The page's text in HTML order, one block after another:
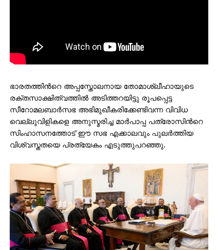
ഭാരതത്തിന്‍റെ അപ്പസ്തോലനായ തോമാശ്ലീഹായുടെ
രക്തസാക്ഷിത്വത്തില്‍ അടിത്തറയിട്ടു രൂപപ്പെട്ട
സീറോമലബാര്‍സഭ അഭിമുഖീകരിക്കേണ്ടിവന്ന വിവിധ
വെല്ലുവിളികളെ അനുസ്മരിച്ച മാര്‍പാപ്പ പത്രോസിന്‍റെ
സിംഹാസനത്തോട് ഈ സഭ എക്കാലവും പുലര്‍ത്തിയ
വിശ്വസ്തതയെ പ്രത്യേകം എടുത്തുപറഞ്ഞു.